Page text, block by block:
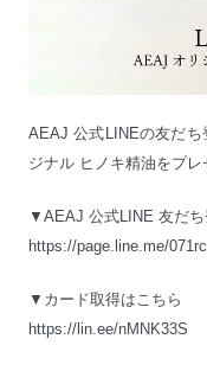
AEAJ 公式LINEの友だち
ジナル ヒノキ精油をプレ
▼AEAJ 公式LINE 友だち
https://page.line.me/
▼カード取得はこちら
https://lin.ee/nMNK33S